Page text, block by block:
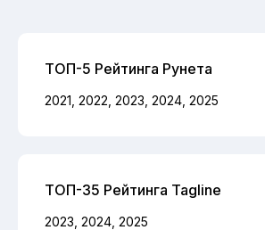
ТОП-5 Рейтинга Рунета
2021, 2022, 2023, 2024, 2025
ТОП-35 Рейтинга Tagline
2023, 2024, 2025